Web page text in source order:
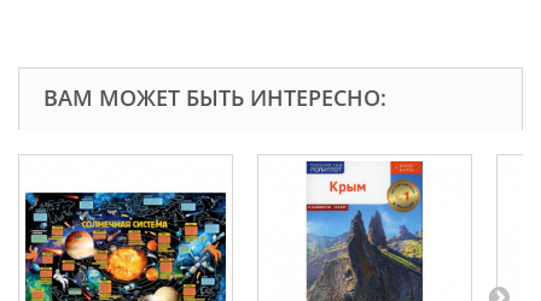
ВАМ МОЖЕТ БЫТЬ ИНТЕРЕСНО: